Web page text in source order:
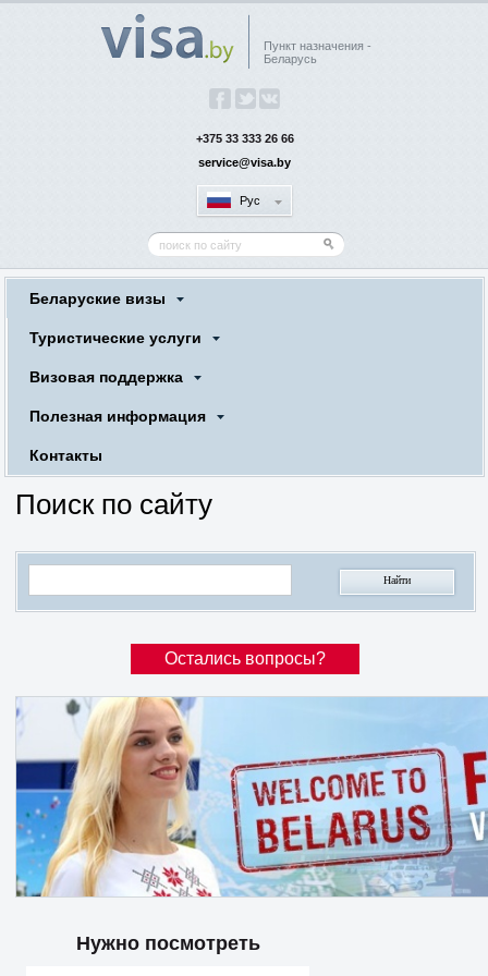
Пункт назначения -
Беларусь
+375 33 333 26 66
service@visa.by
Рус
Беларуские визы
Туристические услуги
Визовая поддержка
Полезная информация
Контакты
Поиск по сайту
Остались вопросы?
Нужно посмотреть